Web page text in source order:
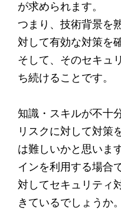
が求められます。
つまり、技術背景を
対して有効な対策を
そして、そのセキュ
ち続けることです。
知識・スキルが不十
リスクに対して対策
は難しいかと思いま
インを利用する場合
対してセキュリティ
きているでしょうか。